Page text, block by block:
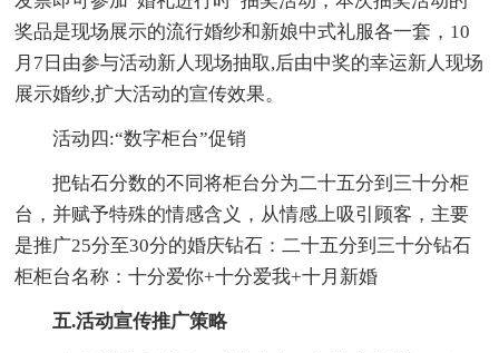
奖品是现场展示的流行婚纱和新娘中式礼服各一套，10
月7日由参与活动新人现场抽取,后由中奖的幸运新人现场
展示婚纱,扩大活动的宣传效果。
活动四:“数字柜台”促销
把钻石分数的不同将柜台分为二十五分到三十分柜
台，并赋予特殊的情感含义，从情感上吸引顾客，主要
是推广25分至30分的婚庆钻石：二十五分到三十分钻石
柜柜台名称：十分爱你+十分爱我+十月新婚
五.活动宣传推广策略